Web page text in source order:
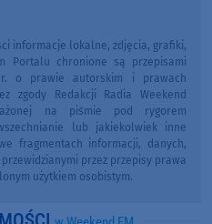
informacje lokalne, zdjęcia, grafiki,
Portalu chronione są przepisami
o prawie autorskim i prawach
zgody Redakcji Radia Weekend
na piśmie pod rygorem
lub jakiekolwiek inne
fragmentach informacji, danych,
przez przepisy prawa
użytkiem osobistym.